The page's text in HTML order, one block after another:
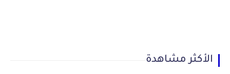
الأكثر مشاهدة